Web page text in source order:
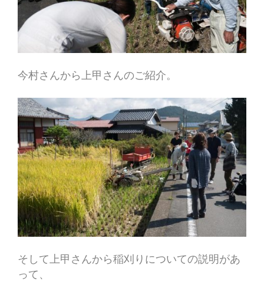
今村さんから上甲さんのご紹介。
そして上甲さんから稲刈りについての説明があ
って、